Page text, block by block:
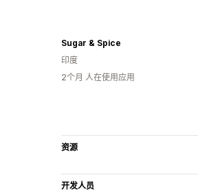
Sugar & Spice
印度
2个月 人在使用应用
资源
开发人员